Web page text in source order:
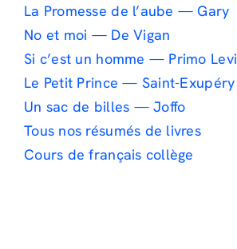
La Promesse de l’aube — Gary
No et moi — De Vigan
Si c’est un homme — Primo Levi
Le Petit Prince — Saint-Exupéry
Un sac de billes — Joffo
Tous nos résumés de livres
Cours de français collège